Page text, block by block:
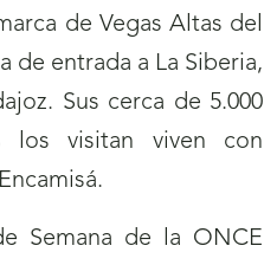
de Vegas Altas del
de entrada a La Siberia,
Sus cerca de 5.000
los visitan viven con
Semana de la ONCE